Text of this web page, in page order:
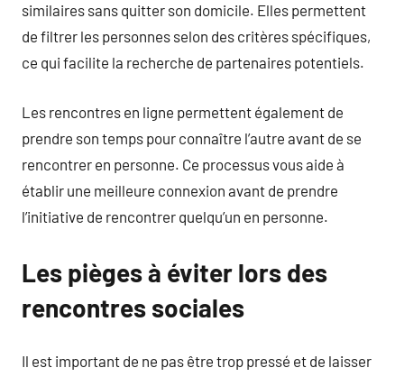
similaires sans quitter son domicile. Elles permettent
de filtrer les personnes selon des critères spécifiques,
ce qui facilite la recherche de partenaires potentiels.
Les rencontres en ligne permettent également de
prendre son temps pour connaître l’autre avant de se
rencontrer en personne. Ce processus vous aide à
établir une meilleure connexion avant de prendre
l’initiative de rencontrer quelqu’un en personne.
Les pièges à éviter lors des
rencontres sociales
Il est important de ne pas être trop pressé et de laisser